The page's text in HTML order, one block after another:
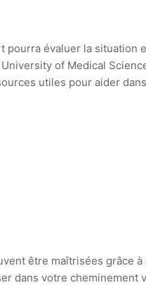
pourra évaluer la situation
of Medical
utiles pour aider
être maîtrisées grâce
dans votre cheminement